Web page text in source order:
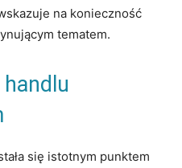
na konieczność
tematem.
się istotnym punktem